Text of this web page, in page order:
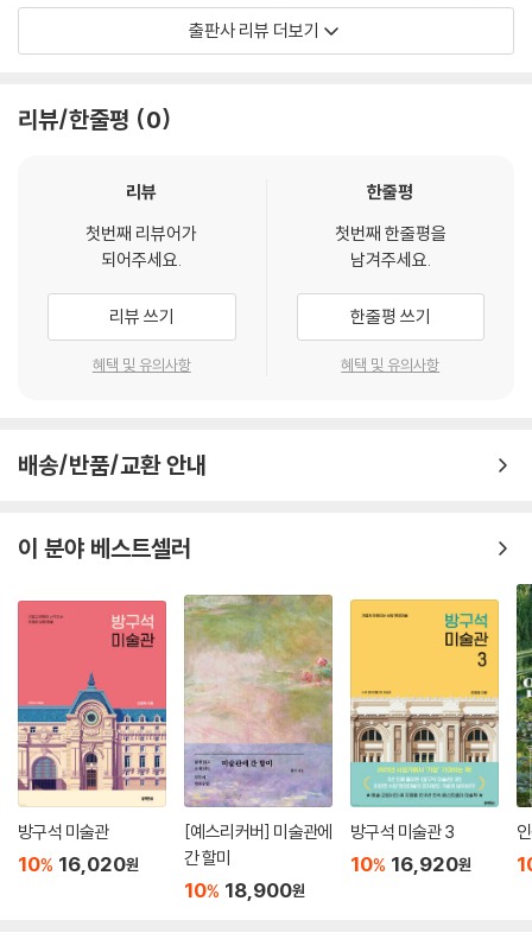
는 종종 잔인함의 형태로 여겨진다. 하지만 이 악명 높은 ‘잔인한’ 시선은
훨씬 더 복잡한 것으로, 미에 관한 일반적인 견해뿐 아니라 역사를 통틀어
있다. 그는 자신이 아는 사람들의 얼굴에 유별난 관심을 가지고, 다양한 대
발전시켰다. 하지만 그의 명성에 비해 작품 수는 적은 편이라 쉽게 그의 작
품을 접할 수는 없다. 이 책을 통해 윤곽선과 질감이 명료하게 표현되었지
만 소박한 그의 작품을 만나보기 바란다.
“예술가의 임무는 인간을 불편하게 만드는 것이다.
출판사 리뷰 더보기
리뷰/한줄평 0
리뷰
첫번째 리뷰어가
되어주세요.
리뷰 쓰기
혜택 및 유의사항
한줄평
첫번째 한줄평을
남겨주세요.
한줄평 쓰기
혜택 및 유의사항
배송/반품/교환 안내
이 분야 베스트셀러
방구석 미술관
10% 16,020원
[예스리커버] 미술관에
간 할미
10% 18,900원
방구석 미술관 3
10% 16,920원